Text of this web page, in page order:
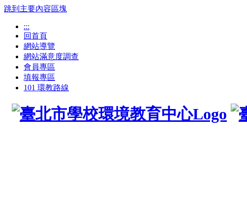
跳到主要內容區塊
:::
回首頁
網站導覽
網站滿意度調查
會員專區
填報專區
101 環教路線